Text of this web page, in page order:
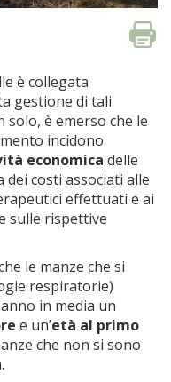
è collegata
gestione di tali
è emerso che le
incidono
economica delle
dei costi associati alle
effettuati e ai
sulle rispettive
le manze che si
respiratorie)
in media un
e un’età al primo
che non si sono